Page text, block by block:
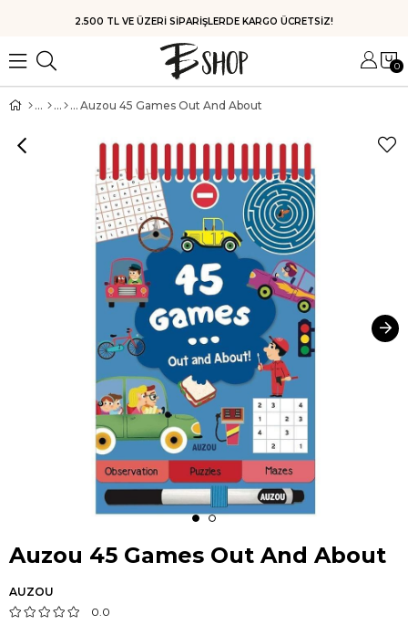
HIZLI KARGO
0
Auzou 45 Games Out And About
Auzou 45 Games Out And About
AUZOU
0.0